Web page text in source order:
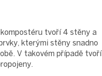
tvoří 4 stěny a
kterými stěny snadno
V takovém případě tvoří